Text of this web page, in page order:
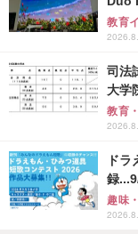
教育
司法
大学
教育
ド
録
趣味